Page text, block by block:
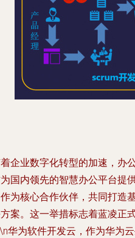
企业数字化转型的加速，办
国内领先的智慧办公平台提
为核心合作伙伴，共同打造
案。这一举措标志着蓝凌正
华为软件开发云，作为华为